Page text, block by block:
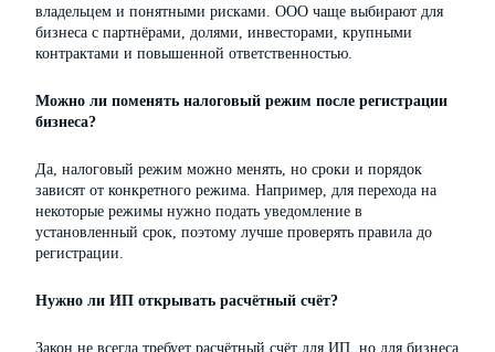
владельцем и понятными рисками. ООО чаще выбирают для
бизнеса с партнёрами, долями, инвесторами, крупными
контрактами и повышенной ответственностью.
Можно ли поменять налоговый режим после регистрации
бизнеса?
Да, налоговый режим можно менять, но сроки и порядок
зависят от конкретного режима. Например, для перехода на
некоторые режимы нужно подать уведомление в
установленный срок, поэтому лучше проверять правила до
регистрации.
Нужно ли ИП открывать расчётный счёт?
Закон не всегда требует расчётный счёт для ИП, но для бизнеса